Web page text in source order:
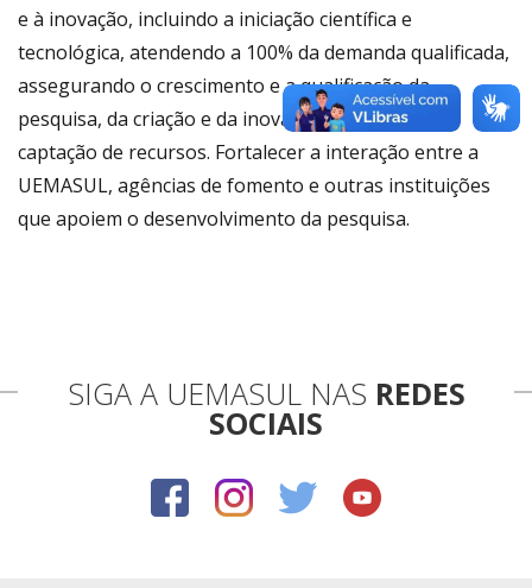
e à inovação, incluindo a iniciação científica e
tecnológica, atendendo a 100% da demanda qualificada,
assegurando o crescimento e a qualificação da
pesquisa, da criação e da inovação, ampliando a
captação de recursos. Fortalecer a interação entre a
UEMASUL, agências de fomento e outras instituições
que apoiem o desenvolvimento da pesquisa.
SIGA A UEMASUL NAS REDES
SOCIAIS